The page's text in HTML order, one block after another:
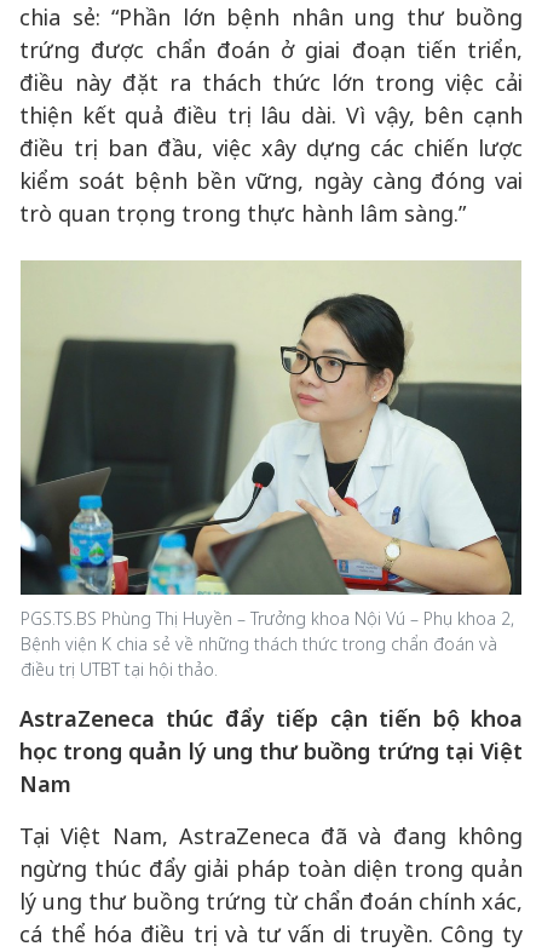
chia sẻ: “Phần lớn bệnh nhân ung thư buồng
trứng được chẩn đoán ở giai đoạn tiến triển,
điều này đặt ra thách thức lớn trong việc cải
thiện kết quả điều trị lâu dài. Vì vậy, bên cạnh
điều trị ban đầu, việc xây dựng các chiến lược
kiểm soát bệnh bền vững, ngày càng đóng vai
trò quan trọng trong thực hành lâm sàng.”
PGS.TS.BS Phùng Thị Huyền – Trưởng khoa Nội Vú – Phụ khoa 2,
Bệnh viện K chia sẻ về những thách thức trong chẩn đoán và
điều trị UTBT tại hội thảo.
AstraZeneca thúc đẩy tiếp cận tiến bộ khoa
học trong quản lý ung thư buồng trứng tại Việt
Nam
Tại Việt Nam, AstraZeneca đã và đang không
ngừng thúc đẩy giải pháp toàn diện trong quản
lý ung thư buồng trứng từ chẩn đoán chính xác,
cá thể hóa điều trị và tư vấn di truyền. Công ty